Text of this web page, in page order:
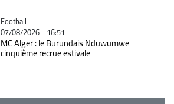
Catégorie
Football
07/08/2026 - 16:51
MC Alger : le Burundais Nduwumwe
cinquième recrue estivale